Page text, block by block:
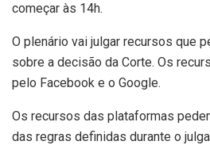
começar às 14h.
O plenário vai julgar recursos que
sobre a decisão da Corte. Os
pelo Facebook e o Google.
Os recursos das plataformas
das regras definidas durante o